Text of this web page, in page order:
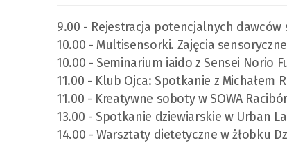
9.00 - Rejestracja potencjalnych dawców
10.00 - Multisensorki. Zajęcia
10.00 - Seminarium iaido z Sensei Norio
11.00 - Klub Ojca: Spotkanie z Michałem
11.00 - Kreatywne soboty w SOWA
13.00 - Spotkanie dziewiarskie w Urban
14.00 - Warsztaty dietetyczne w żłobku